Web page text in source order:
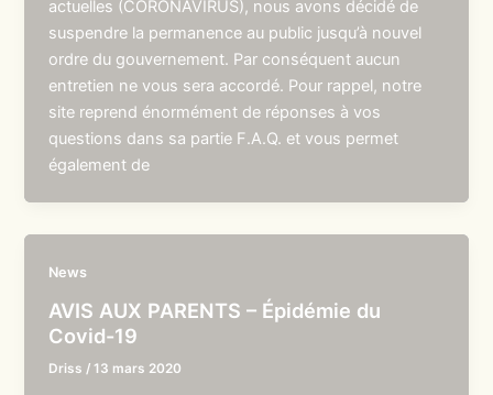
actuelles (CORONAVIRUS), nous avons décidé de
suspendre la permanence au public jusqu’à nouvel
ordre du gouvernement. Par conséquent aucun
entretien ne vous sera accordé. Pour rappel, notre
site reprend énormément de réponses à vos
questions dans sa partie F.A.Q. et vous permet
également de
News
AVIS AUX PARENTS – Épidémie du
Covid-19
Driss /13 mars 2020